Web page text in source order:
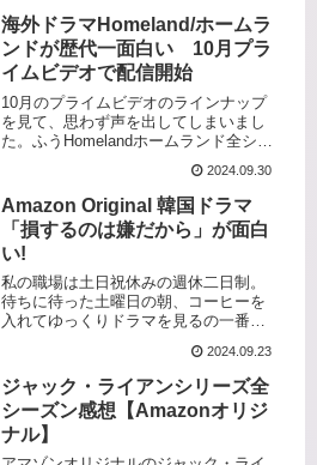
海外ドラマHomeland/ホームラ
ンドが歴代一面白い 10月プラ
イムビデオで配信開始
10月のプライムビデオのラインナップ
を見て、思わず声を出してしまいまし
た。ふうHomelandホームランド全シー
6から毎回課金して見てきた大好きなド
ラマホームランド。全シーズン見放題
配信とはなんて太っ腹な...
2024.09.30
Amazon Original 韓国ドラマ
「損するのは嫌だから」が面白
い!
私の職場は土日祝休みの週休二日制。
待ちに待った土曜日の朝、コーヒーを
入れてゆっくりドラマを見るの一番幸
韓国ドラマ「損するのは嫌だから」軽
いタッチのラブコメって何も考えず気
楽に見れるのがいい～送料無料・
Ama...
2024.09.23
ジャック・ライアンシリーズ全
シーズン感想【Amazonオリジ
ナル】